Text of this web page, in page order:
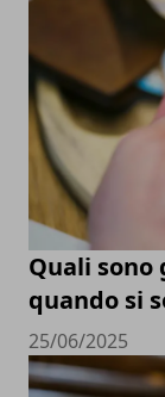
Quali
quando si
25/06/2025